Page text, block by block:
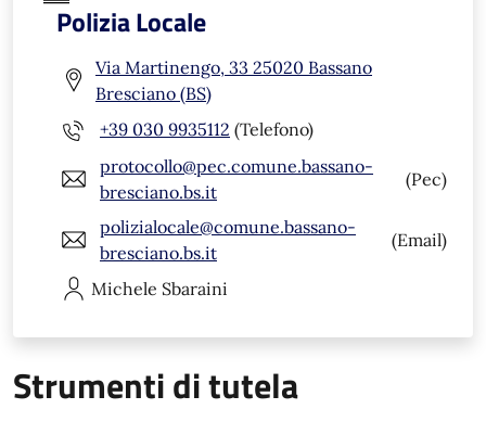
Polizia Locale
Via Martinengo, 33 25020 Bassano
Bresciano (BS)
+39 030 9935112 (Telefono)
protocollo@pec.comune.bassano-
bresciano.bs.it
(Pec)
polizialocale@comune.bassano-
bresciano.bs.it
(Email)
Michele Sbaraini
Strumenti di tutela